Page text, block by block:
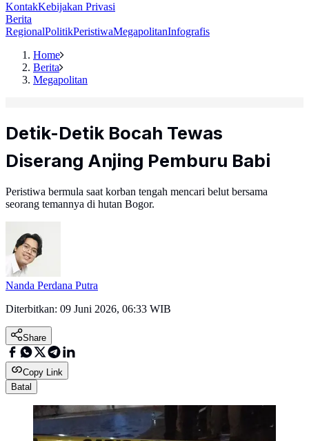
KontakKebijakan Privasi
Berita
RegionalPolitikPeristiwaMegapolitanInfografis
Home
Berita
Megapolitan
Detik-Detik Bocah Tewas
Diserang Anjing Pemburu Babi
Peristiwa bermula saat korban tengah mencari belut bersama
seorang temannya di hutan Bogor.
Nanda Perdana Putra
Diterbitkan: 09 Juni 2026, 06:33 WIB
Share
Copy Link
Batal